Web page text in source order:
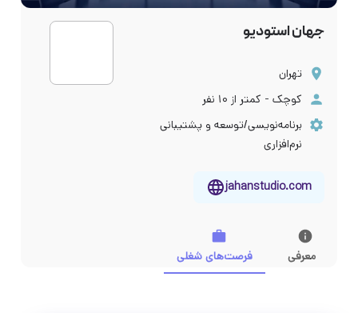
جهان استودیو
تهران
کوچک - کمتر از ۱۰ نفر
برنامه‌نویسی/توسعه و پشتیبانی
نرم‌افزاری
jahanstudio.com
معرفی فرصت‌های شغلی